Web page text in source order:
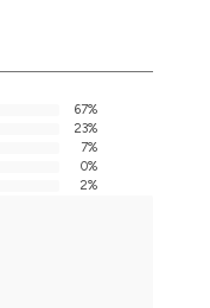
67%
23%
7%
0%
2%